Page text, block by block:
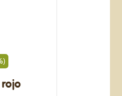
)
rojo